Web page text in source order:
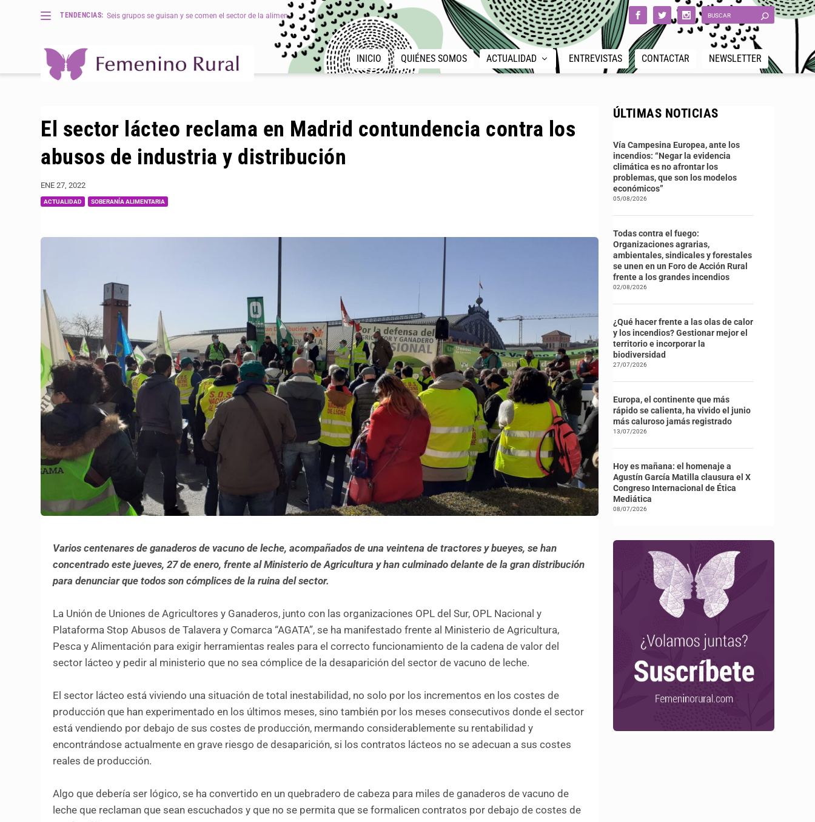
TENDENCIAS: Seis grupos se guisan y se comen el sector de la alimen...
INICIO QUIÉNES SOMOS ACTUALIDAD ENTREVISTAS CONTACTAR NEWSLETTER
El sector lácteo reclama en Madrid contundencia contra los
abusos de industria y distribución
ENE 27, 2022
ACTUALIDAD SOBERANÍA ALIMENTARIA
Varios centenares de ganaderos de vacuno de leche, acompañados de una veintena de tractores y bueyes, se han
concentrado este jueves, 27 de enero, frente al Ministerio de Agricultura y han culminado delante de la gran distribución
para denunciar que todos son cómplices de la ruina del sector.
La Unión de Uniones de Agricultores y Ganaderos, junto con las organizaciones OPL del Sur, OPL Nacional y
Plataforma Stop Abusos de Talavera y Comarca “AGATA”, se ha manifestado frente al Ministerio de Agricultura,
Pesca y Alimentación para exigir herramientas reales para el correcto funcionamiento de la cadena de valor del
sector lácteo y pedir al ministerio que no sea cómplice de la desaparición del sector de vacuno de leche.
El sector lácteo está viviendo una situación de total inestabilidad, no solo por los incrementos en los costes de
producción que han experimentado en los últimos meses, sino también por los meses consecutivos donde el sector
está vendiendo por debajo de sus costes de producción, mermando considerablemente su rentabilidad y
encontrándose actualmente en grave riesgo de desaparición, si los contratos lácteos no se adecuan a sus costes
reales de producción.
Algo que debería ser lógico, se ha convertido en un quebradero de cabeza para miles de ganaderos de vacuno de
leche que reclaman que sean escuchados y que no se permita que se formalicen contratos por debajo de costes de
ÚLTIMAS NOTICIAS
Vía Campesina Europea, ante los
incendios: “Negar la evidencia
climática es no afrontar los
problemas, que son los modelos
económicos”
05/08/2026
Todas contra el fuego:
Organizaciones agrarias,
ambientales, sindicales y forestales
se unen en un Foro de Acción Rural
frente a los grandes incendios
02/08/2026
¿Qué hacer frente a las olas de calor
y los incendios? Gestionar mejor el
territorio e incorporar la
biodiversidad
27/07/2026
Europa, el continente que más
rápido se calienta, ha vivido el junio
más caluroso jamás registrado
13/07/2026
Hoy es mañana: el homenaje a
Agustín García Matilla clausura el X
Congreso Internacional de Ética
Mediática
08/07/2026